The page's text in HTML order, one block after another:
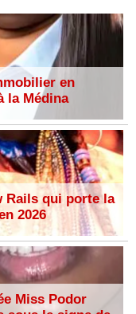
en
la Médina
Rails qui porte la
2026
Miss Podor